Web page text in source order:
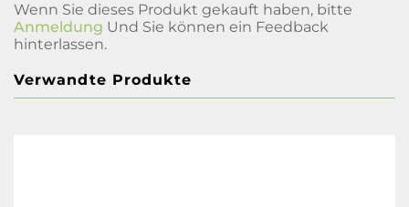
Wenn Sie dieses Produkt gekauft haben, bitte
Anmeldung Und Sie können ein Feedback
hinterlassen.
Verwandte Produkte